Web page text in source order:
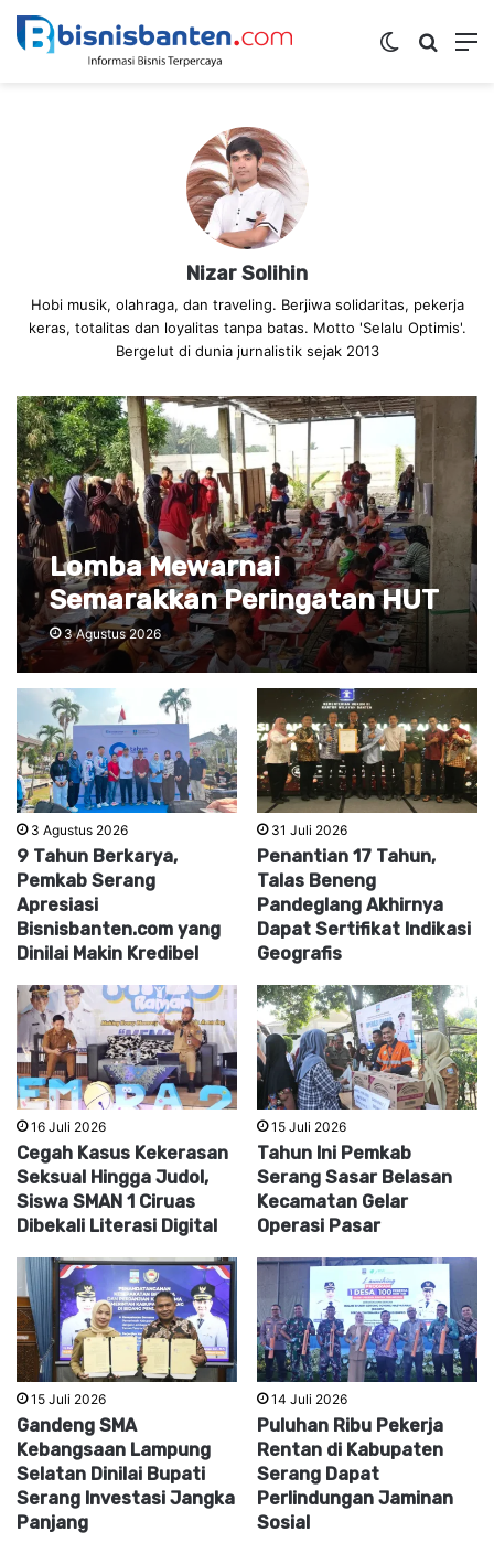
Switch skin
Nizar Solihin
Hobi musik, olahraga, dan traveling. Berjiwa solidaritas, pekerja
keras, totalitas dan loyalitas tanpa batas. Motto 'Selalu Optimis'.
Bergelut di dunia jurnalistik sejak 2013
Lomba Mewarnai
Semarakkan Peringatan HUT
Kemerdekaan RI ke-81 di
Grand Sutera Serang
3 Agustus 2026
3 Agustus 2026
9 Tahun Berkarya,
Pemkab Serang
Apresiasi
Bisnisbanten.com yang
Dinilai Makin Kredibel
31 Juli 2026
Penantian 17 Tahun,
Talas Beneng
Pandeglang Akhirnya
Dapat Sertifikat Indikasi
Geografis
16 Juli 2026
Cegah Kasus Kekerasan
Seksual Hingga Judol,
Siswa SMAN 1 Ciruas
Dibekali Literasi Digital
15 Juli 2026
Tahun Ini Pemkab
Serang Sasar Belasan
Kecamatan Gelar
Operasi Pasar
15 Juli 2026
Gandeng SMA
Kebangsaan Lampung
Selatan Dinilai Bupati
Serang Investasi Jangka
Panjang
14 Juli 2026
Puluhan Ribu Pekerja
Rentan di Kabupaten
Serang Dapat
Perlindungan Jaminan
Sosial